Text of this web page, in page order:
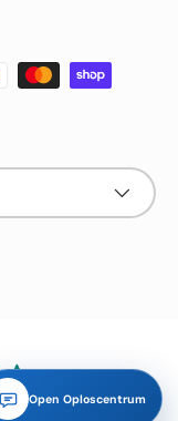
Open Oploscentrum